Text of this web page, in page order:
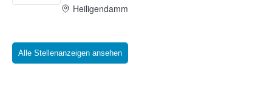
Alle Stellenanzeigen ansehen